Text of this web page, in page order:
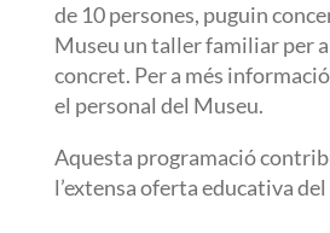
de 10 persones, puguin
Museu un taller familiar per
concret. Per a més
el personal del Museu.
Aquesta programació
l’extensa oferta educativa